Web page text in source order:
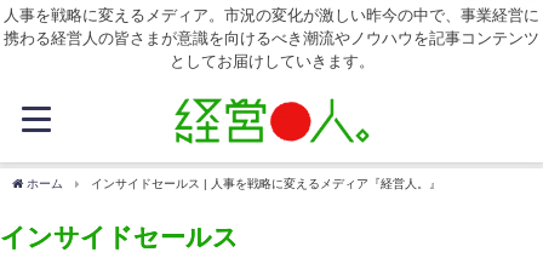
人事を戦略に変えるメディア。市況の変化が激しい昨今の中で、事業経営に
携わる経営人の皆さまが意識を向けるべき潮流やノウハウを記事コンテンツ
としてお届けしていきます。
ホーム インサイドセールス | 人事を戦略に変えるメディア『経営人。』
インサイドセールス